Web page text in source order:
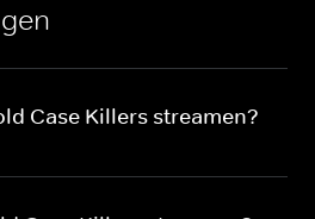
Case Killers streamen?